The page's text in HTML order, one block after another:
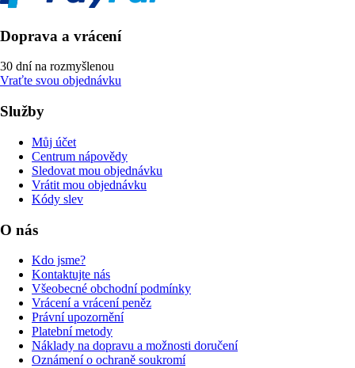
Doprava a vrácení
30 dní na rozmyšlenou
Vraťte svou objednávku
Služby
Můj účet
Centrum nápovědy
Sledovat mou objednávku
Vrátit mou objednávku
Kódy slev
O nás
Kdo jsme?
Kontaktujte nás
Všeobecné obchodní podmínky
Vrácení a vrácení peněz
Právní upozornění
Platební metody
Náklady na dopravu a možnosti doručení
Oznámení o ochraně soukromí